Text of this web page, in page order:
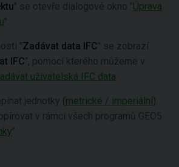
" se otevře dialogové okno "Úprava
".
"Zadávat data IFC" se zobrazí
IFC", pomocí kterého můžeme v
uživatelská IFC data
jednotky ( metrické / imperiální).
v rámci všech programů GEO5
".